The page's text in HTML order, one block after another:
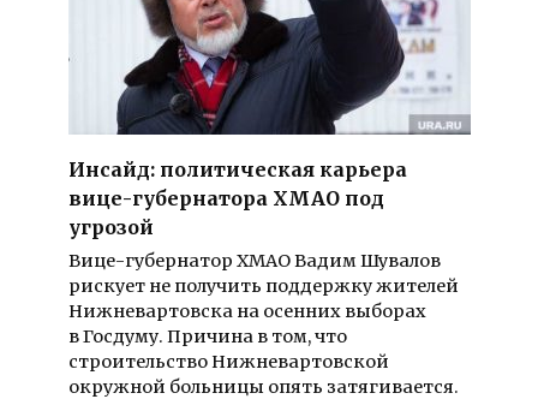
Инсайд: политическая карьера
вице-губернатора ХМАО под
угрозой
Вице-губернатор ХМАО Вадим Шувалов
рискует не получить поддержку жителей
Нижневартовска на осенних выборах
в Госдуму. Причина в том, что
строительство Нижневартовской
окружной больницы опять затягивается.